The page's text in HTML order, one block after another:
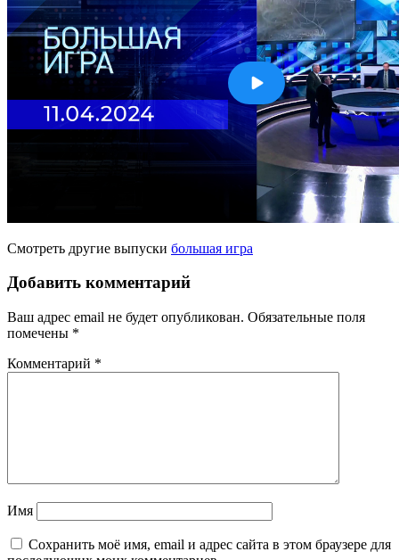
Смотреть другие выпуски большая игра
Добавить комментарий
Ваш адрес email не будет опубликован. Обязательные поля
помечены *
Комментарий *
Имя
Сохранить моё имя, email и адрес сайта в этом браузере для